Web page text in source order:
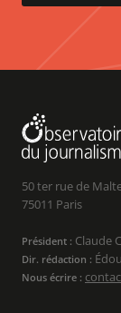
50 ter rue de
75011 Paris
Président : Claude
Dir. rédaction :
Nous écrire :